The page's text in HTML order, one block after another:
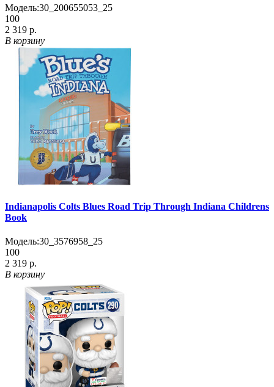
Модель:30_200655053_25
100
2 319 р.
В корзину
Indianapolis Colts Blues Road Trip Through Indiana Childrens
Book
Модель:30_3576958_25
100
2 319 р.
В корзину